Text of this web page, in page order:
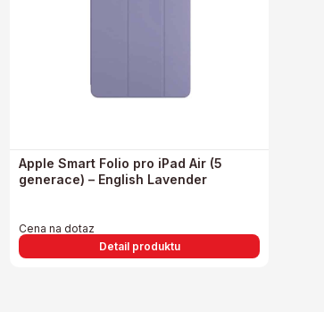
Apple Smart Folio pro iPad Air (5
generace) – English Lavender
Cena na dotaz
Detail produktu